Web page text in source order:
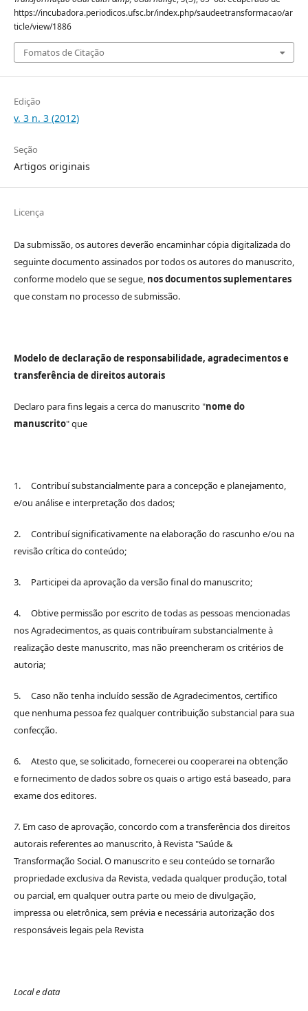
https://incubadora.periodicos.ufsc.br/index.php/saudeetransformacao/ar
ticle/view/1886
Fomatos de Citação
Edição
v. 3 n. 3 (2012)
Seção
Artigos originais
Licença
Da submissão, os autores deverão encaminhar cópia digitalizada do
seguinte documento assinados por todos os autores do manuscrito,
conforme modelo que se segue, nos documentos suplementares
que constam no processo de submissão.
Modelo de declaração de responsabilidade, agradecimentos e
transferência de direitos autorais
Declaro para fins legais a cerca do manuscrito "nome do
manuscrito" que
1. Contribuí substancialmente para a concepção e planejamento,
e/ou análise e interpretação dos dados;
2. Contribuí significativamente na elaboração do rascunho e/ou na
revisão crítica do conteúdo;
3. Participei da aprovação da versão final do manuscrito;
4. Obtive permissão por escrito de todas as pessoas mencionadas
nos Agradecimentos, as quais contribuíram substancialmente à
realização deste manuscrito, mas não preencheram os critérios de
autoria;
5. Caso não tenha incluído sessão de Agradecimentos, certifico
que nenhuma pessoa fez qualquer contribuição substancial para sua
confecção.
6. Atesto que, se solicitado, fornecerei ou cooperarei na obtenção
e fornecimento de dados sobre os quais o artigo está baseado, para
exame dos editores.
7. Em caso de aprovação, concordo com a transferência dos direitos
autorais referentes ao manuscrito, à Revista "Saúde &
Transformação Social. O manuscrito e seu conteúdo se tornarão
propriedade exclusiva da Revista, vedada qualquer produção, total
ou parcial, em qualquer outra parte ou meio de divulgação,
impressa ou eletrônica, sem prévia e necessária autorização dos
responsáveis legais pela Revista
Local e data